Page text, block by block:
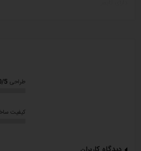
سرخ شدن تمام قسمتهای مواد غذایی بطور
قابل شستشو در ماشین ظرفشویی (قطعات قابل
دارای چرخش اتوماتیک: بدون نیاز به همزدن،
طراحی 5
کیفیت